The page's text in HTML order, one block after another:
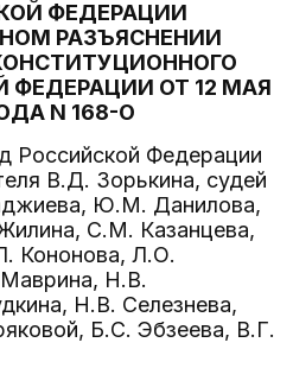
ФЕДЕРАЦИИ
РАЗЪЯСНЕНИИ
ОТ 12 МАЯ
N 168-О
Российской Федерации
В.Д. Зорькина, судей
Ю.М. Данилова,
С.М. Казанцева,
Кононова, Л.О.
Н.В.
Н.В. Селезнева,
Б.С. Эбзеева, В.Г.